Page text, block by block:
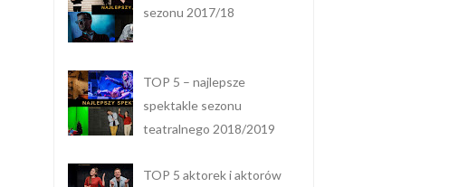
sezonu 2017/18
TOP 5 – najlepsze
spektakle sezonu
teatralnego 2018/2019
TOP 5 aktorek i aktorów